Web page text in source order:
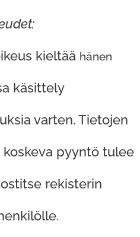
kieltää hänen
käsittely
varten. Tietojen
pyyntö tulee
rekisterin